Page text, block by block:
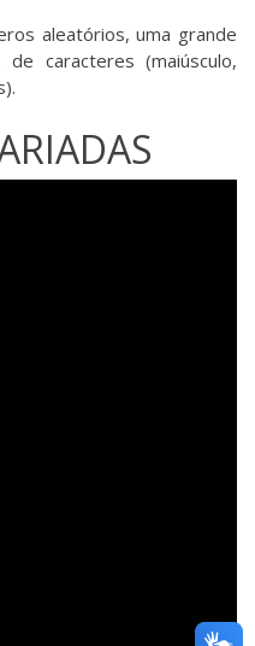
aleatórios, uma grande
caracteres (maiúsculo,